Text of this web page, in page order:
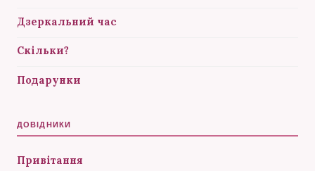
Дзеркальний час
Скільки?
Подарунки
ДОВІДНИКИ
Привітання